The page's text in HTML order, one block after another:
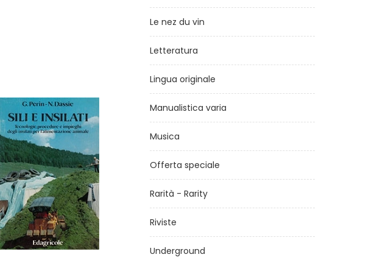
Le nez du vin
Letteratura
Lingua originale
Manualistica varia
Musica
Offerta speciale
Rarità - Rarity
Riviste
Underground